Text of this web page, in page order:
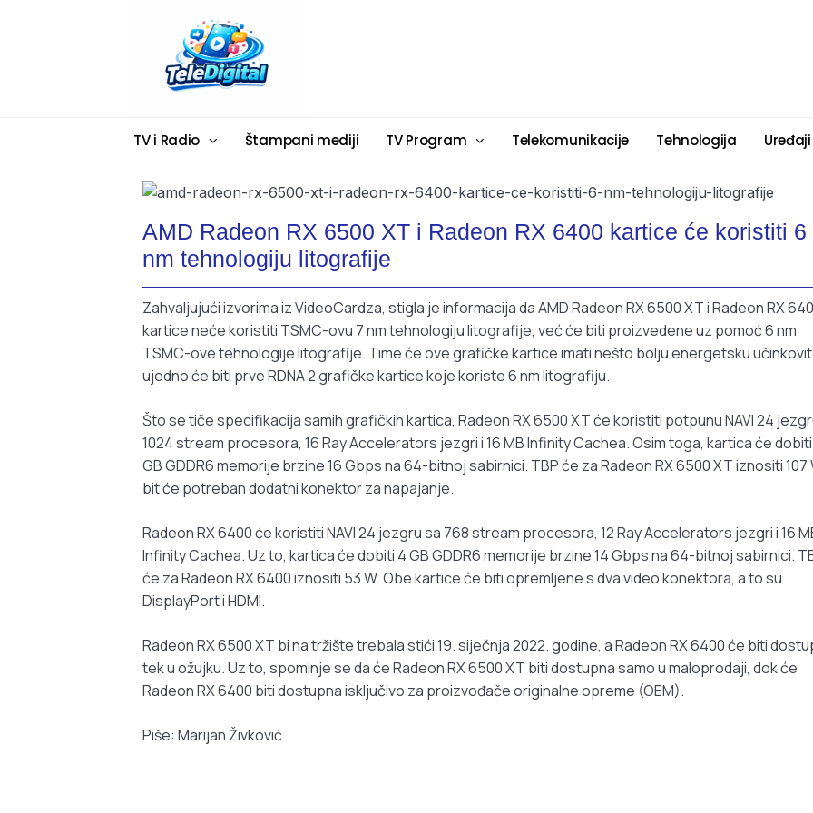
TV i Radio Štampani mediji TV Program Telekomunikacije Tehnologija Uređaji
AMD Radeon RX 6500 XT i Radeon RX 6400 kartice će koristiti 6
nm tehnologiju litografije
Zahvaljujući izvorima iz VideoCardza, stigla je informacija da AMD Radeon RX 6500 XT i Radeon RX
kartice neće koristiti TSMC-ovu 7 nm tehnologiju litografije, već će biti proizvedene uz pomoć 6 nm
TSMC-ove tehnologije litografije. Time će ove grafičke kartice imati nešto bolju energetsku
ujedno će biti prve RDNA 2 grafičke kartice koje koriste 6 nm litografiju.
Što se tiče specifikacija samih grafičkih kartica, Radeon RX 6500 XT će koristiti potpunu NAVI 24
1024 stream procesora, 16 Ray Accelerators jezgri i 16 MB Infinity Cachea. Osim toga, kartica će
GB GDDR6 memorije brzine 16 Gbps na 64-bitnoj sabirnici. TBP će za Radeon RX 6500 XT iznositi 107
bit će potreban dodatni konektor za napajanje.
Radeon RX 6400 će koristiti NAVI 24 jezgru sa 768 stream procesora, 12 Ray Accelerators jezgri i 16
Infinity Cachea. Uz to, kartica će dobiti 4 GB GDDR6 memorije brzine 14 Gbps na 64-bitnoj sabirnici.
će za Radeon RX 6400 iznositi 53 W. Obe kartice će biti opremljene s dva video konektora, a to su
DisplayPort i HDMI.
Radeon RX 6500 XT bi na tržište trebala stići 19. siječnja 2022. godine, a Radeon RX 6400 će biti
tek u ožujku. Uz to, spominje se da će Radeon RX 6500 XT biti dostupna samo u maloprodaji, dok će
Radeon RX 6400 biti dostupna isključivo za proizvođače originalne opreme (OEM).
Piše: Marijan Živković